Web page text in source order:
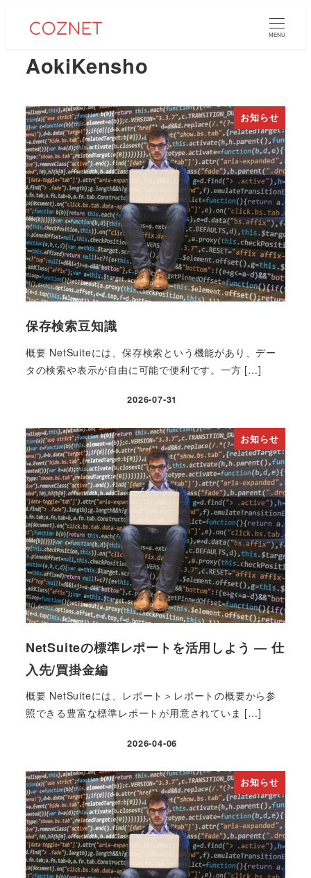
MENU
AokiKensho
お知らせ
保存検索豆知識
概要 NetSuiteには、保存検索という機能があり、デー
タの検索や表示が自由に可能で便利です。一方 […]
投稿日
2026-07-31
お知らせ
NetSuiteの標準レポートを活用しよう — 仕
入先/買掛金編
概要 NetSuiteには、レポート＞レポートの概要から参
照できる豊富な標準レポートが用意されていま […]
投稿日
2026-04-06
お知らせ